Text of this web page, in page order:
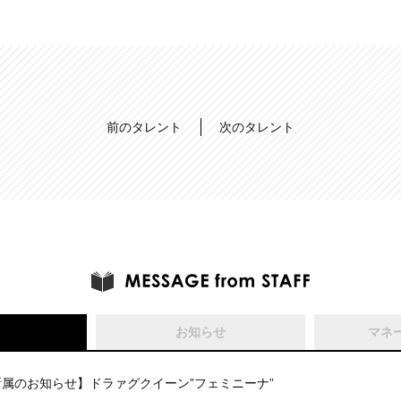
前のタレント 次のタレント
お知らせ マネ
属のお知らせ】ドラァグクイーン”フェミニーナ”